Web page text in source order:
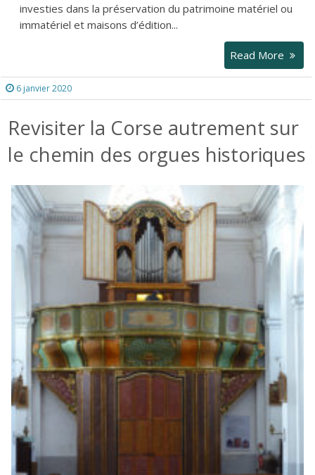
investies dans la préservation du patrimoine matériel ou
immatériel et maisons d’édition...
Read More
6 janvier 2020
Revisiter la Corse autrement sur
le chemin des orgues historiques